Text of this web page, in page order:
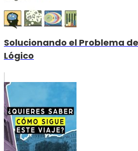
Solucionando el Problema
Lógico